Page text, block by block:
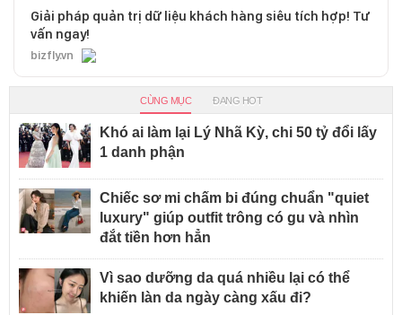
Giải pháp quản trị dữ liệu khách hàng siêu tích hợp! Tư
vấn ngay!
bizfly.vn
CÙNG MỤC ĐANG HOT
Khó ai làm lại Lý Nhã Kỳ, chi 50 tỷ đổi lấy
1 danh phận
Chiếc sơ mi chấm bi đúng chuẩn "quiet
luxury" giúp outfit trông có gu và nhìn
đắt tiền hơn hẳn
Vì sao dưỡng da quá nhiều lại có thể
khiến làn da ngày càng xấu đi?